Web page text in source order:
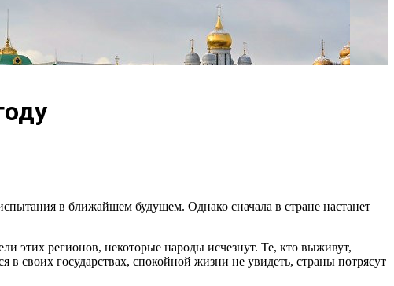
в ближайшем будущем. Однако сначала в стране настанет
этих регионов, некоторые народы исчезнут. Те, кто выживут,
своих государствах, спокойной жизни не увидеть, страны потрясут